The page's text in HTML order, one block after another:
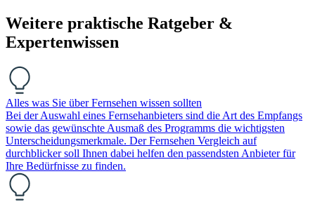
Weitere praktische Ratgeber &
Expertenwissen
Alles was Sie über Fernsehen wissen sollten
Bei der Auswahl eines Fernsehanbieters sind die Art des Empfangs
sowie das gewünschte Ausmaß des Programms die wichtigsten
Unterscheidungsmerkmale. Der Fernsehen Vergleich auf
durchblicker soll Ihnen dabei helfen den passendsten Anbieter für
Ihre Bedürfnisse zu finden.